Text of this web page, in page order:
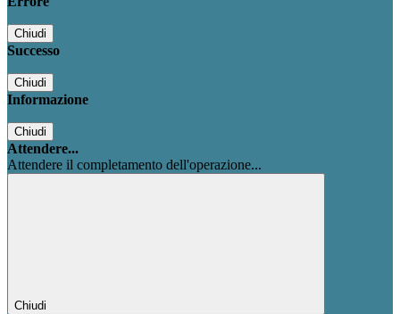
Chiudi
Successo
Chiudi
Informazione
Chiudi
Attendere...
Attendere il completamento dell'operazione...
Chiudi